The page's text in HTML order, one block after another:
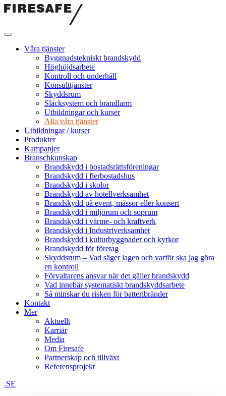
Hoppa
Firesafe
Våra tjänster
Byggnadstekniskt brandskydd
Höghöjdsarbete
Kontroll och underhåll
Konsulttjänster
Skyddsrum
Släcksystem och brandlarm
Utbildningar och kurser
Alla våra tjänster
Utbildningar / kurser
Produkter
Kampanjer
Branschkunskap
Brandskydd i bostadsrättsföreningar
Brandskydd i flerbostadshus
Brandskydd i skolor
Brandskydd av hotellverksamhet
Brandskydd på event, mässor eller konsert
Brandskydd i miljörum och soprum
Brandskydd i värme- och kraftverk
Brandskydd i Industriverksamhet
Brandskydd i kulturbyggnader och kyrkor
Brandskydd för företag
Skyddsrum – Vad säger lagen och varför ska jag göra
en kontroll
Förvaltarens ansvar när det gäller brandskydd
Vad innebär systematiskt brandskyddsarbete
Så minskar du risken för batteribränder
Kontakt
Mer
Aktuellt
Karriär
Media
Om Firesafe
Partnerskap och tillväxt
Referensprojekt
.SE